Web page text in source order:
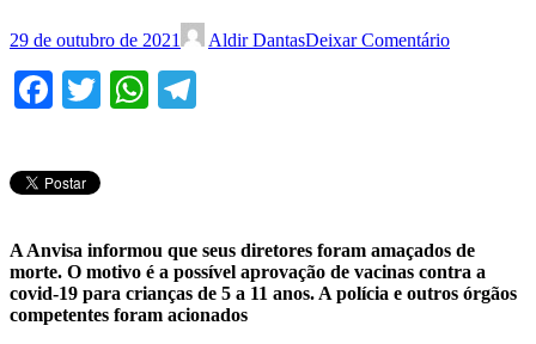
29 de outubro de 2021 Aldir DantasDeixar Comentário
Facebook
TwitterWhatsApp
A Anvisa informou que seus diretores foram amaçados de
morte. O motivo é a possível aprovação de vacinas contra a
covid-19 para crianças de 5 a 11 anos. A polícia e outros órgãos
competentes foram acionados